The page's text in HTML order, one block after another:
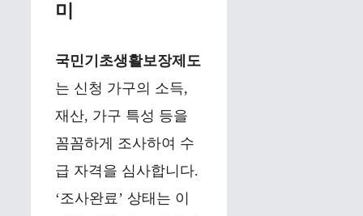
미
국민기초생활보장제도
는 신청 가구의 소득,
재산, 가구 특성 등을
꼼꼼하게 조사하여 수
급 자격을 심사합니다.
‘조사완료’ 상태는 이